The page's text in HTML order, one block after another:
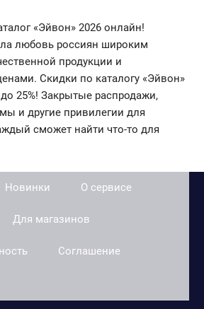
«Эйвон» 2026 онлайн!
любовь россиян широким
продукции и
Скидки по каталогу «Эйвон»
25%! Закрытые распродажи,
и другие привилегии для
сможет найти что-то для
Новинки О сервисе
Для магазинов
Соглашение